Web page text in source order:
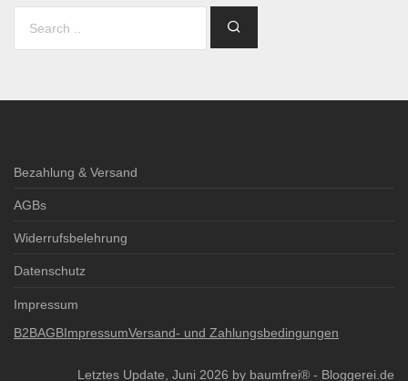
Bezahlung & Versand
AGBs
Widerrufsbelehrung
Datenschutz
Impressum
B2BAGBImpressumVersand- und Zahlungsbedingungen
Letztes Update, Juni 2026 by baumfrei® - Bloggerei.de